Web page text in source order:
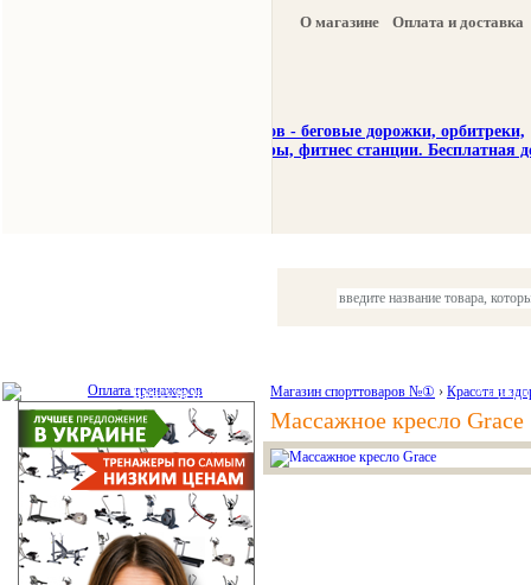
О магазине Оплата и доставка
Красота и здоровье Акции и
Магазин спорттоваров №① › Красота и
Массажное кресло Grace